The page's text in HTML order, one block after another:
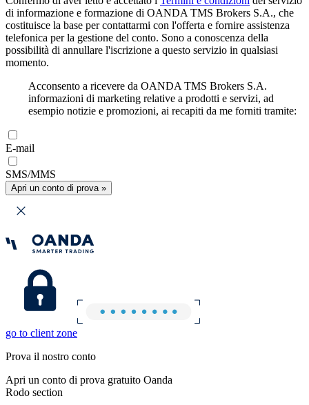
di informazione e formazione di OANDA TMS Brokers S.A., che
costituisce la base per contattarmi con l'offerta e fornire assistenza
telefonica per la gestione del conto. Sono a conoscenza della
possibilità di annullare l'iscrizione a questo servizio in qualsiasi
momento.
Acconsento a ricevere da OANDA TMS Brokers S.A.
informazioni di marketing relative a prodotti e servizi, ad
esempio notizie e promozioni, ai recapiti da me forniti tramite:
E-mail
SMS/MMS
Apri un conto di prova »
go to client zone
Prova il nostro conto
Apri un conto di prova gratuito Oanda
Rodo section